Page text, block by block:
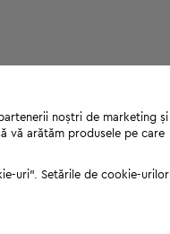
noștri de marketing și
vă arătăm produsele pe care
uri". Setările de cookie-urilor